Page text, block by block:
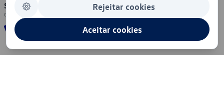
Segurança Rejeitar cookies
Aceitar cookies